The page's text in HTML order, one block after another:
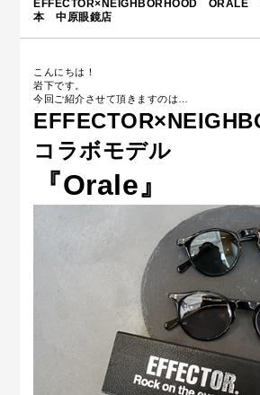
EFFECTOR×NEIGHBORHOOD ORALE
本 中原眼鏡店
こんにちは！
岩下です。
今回ご紹介させて頂きますのは…
コラボモデル
『Orale』